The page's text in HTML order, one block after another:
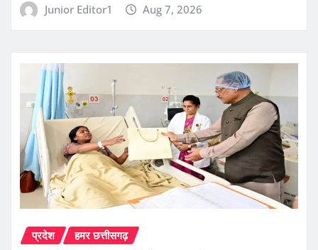
Junior Editor1 Aug 7, 2026
प्रदेश हमर छत्तीसगढ़